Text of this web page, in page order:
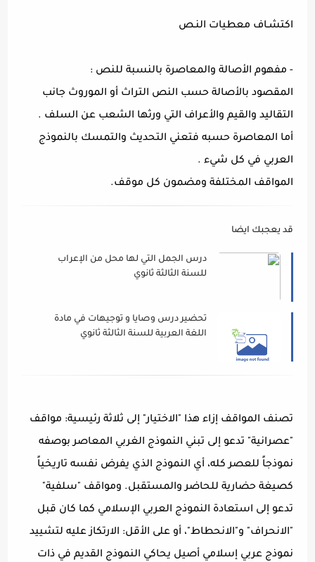
اكتشـاف معطيات النـص
- مفهوم الأصالة والمعاصرة بالنسبة للنص :
المقصود بالأصالة حسب النص التراث أو الموروث جانب
التقاليد والقيم والأعراف التي ورثها الشعب عن السلف .
أما المعاصرة حسبه فتعني التحديث والتمسك بالنموذج
العربي في كل شيء .
المواقف المختلفة ومضمون كل موقف.
قد يعجبك ايضا
درس الجمل التي لها محل من الإعراب
للسنة الثالثة ثانوي
تحضير درس وصايا و توجيهات في مادة
اللغة العربية للسنة الثالثة ثانوي
تصنف المواقف إزاء هذا "الاختيار" إلى ثلاثة رئيسية: مواقف
"عصرانية" تدعو إلى تبني النموذج الغربي المعاصر بوصفه
نموذجاً للعصر كله، أي النموذج الذي يفرض نفسه تاريخياً
كصيغة حضارية للحاضر والمستقبل. ومواقف "سلفية"
تدعو إلى استعادة النموذج العربي الإسلامي كما كان قبل
"الانحراف" و"الانحطاط"، أو على الأقل: الارتكاز عليه لتشييد
نموذج عربي إسلامي أصيل يحاكي النموذج القديم في ذات